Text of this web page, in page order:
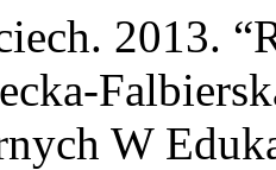
2013.
W